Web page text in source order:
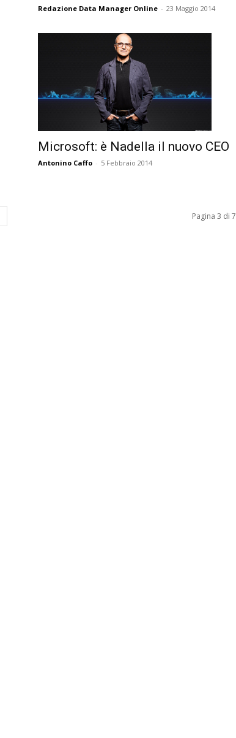
Redazione Data Manager Online - 23 Maggio 2014
Microsoft: è Nadella il nuovo CEO
Antonino Caffo - 5 Febbraio 2014
Pagina 3 di 7